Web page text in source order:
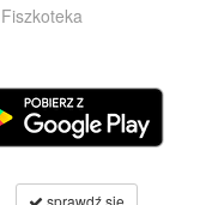
Fiszkoteka
sprawdź się